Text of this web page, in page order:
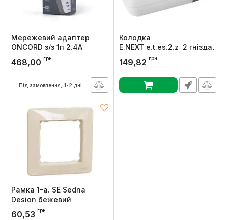
Мережевий адаптер
ONCORD з/з 1п 2.4A
2USB+USB-C White, Videx
Артикул:
468,00 грн
Під замовлення, 1-2 дні
Колодка
E.NEXT e.t.es.2.z 2 гнізда, з
заземленням
Артикул:
149,82 грн
Рамка 1-а. SE Sedna
Design бежевий
Артикул: SDD312801
60,53 грн